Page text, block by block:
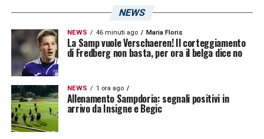
NEWS
NEWS 46 minuti ago Maria Floris
La Samp vuole Verschaeren! Il corteggiamento
di Fredberg non basta, per ora il belga dice no
NEWS 1 ora ago
Allenamento Sampdoria: segnali positivi in
arrivo da Insigne e Begic